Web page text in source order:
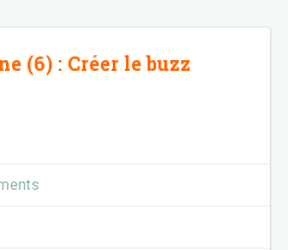
(6) : Créer le buzz